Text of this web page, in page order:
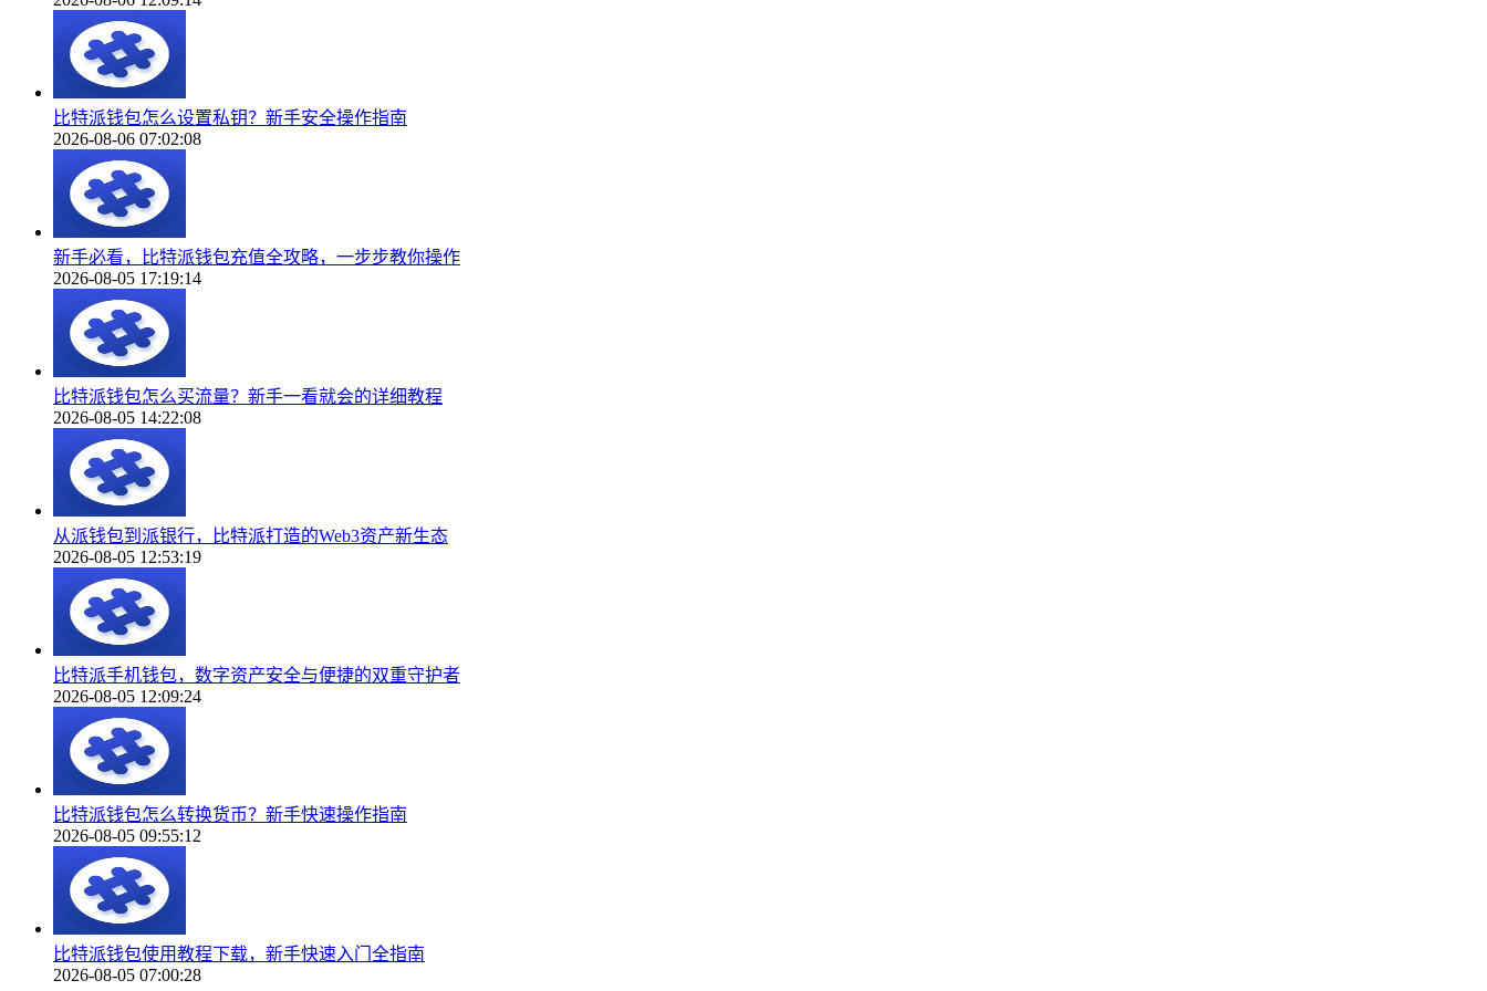
比特派钱包怎么设置私钥？新手安全操作指南
2026-08-06 07:02:08
新手必看，比特派钱包充值全攻略，一步步教你操作
2026-08-05 17:19:14
比特派钱包怎么买流量？新手一看就会的详细教程
2026-08-05 14:22:08
从派钱包到派银行，比特派打造的Web3资产新生态
2026-08-05 12:53:19
比特派手机钱包，数字资产安全与便捷的双重守护者
2026-08-05 12:09:24
比特派钱包怎么转换货币？新手快速操作指南
2026-08-05 09:55:12
比特派钱包使用教程下载，新手快速入门全指南
2026-08-05 07:00:28